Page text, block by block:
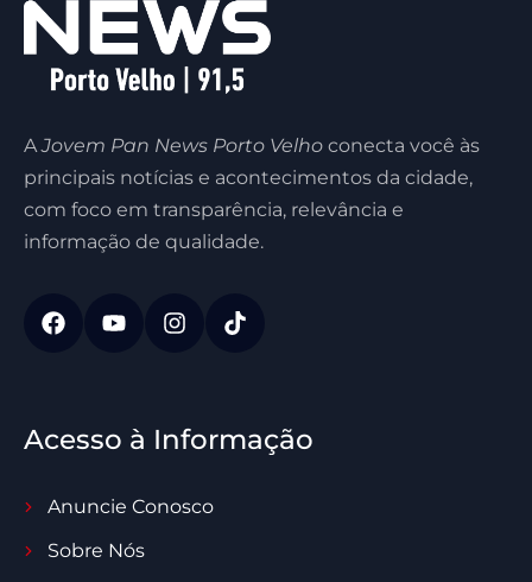
AJovem Pan News Porto Velho conecta você às
principais notícias e acontecimentos da cidade,
com foco em transparência, relevância e
informação de qualidade.
Acesso à Informação
Anuncie Conosco
Sobre Nós